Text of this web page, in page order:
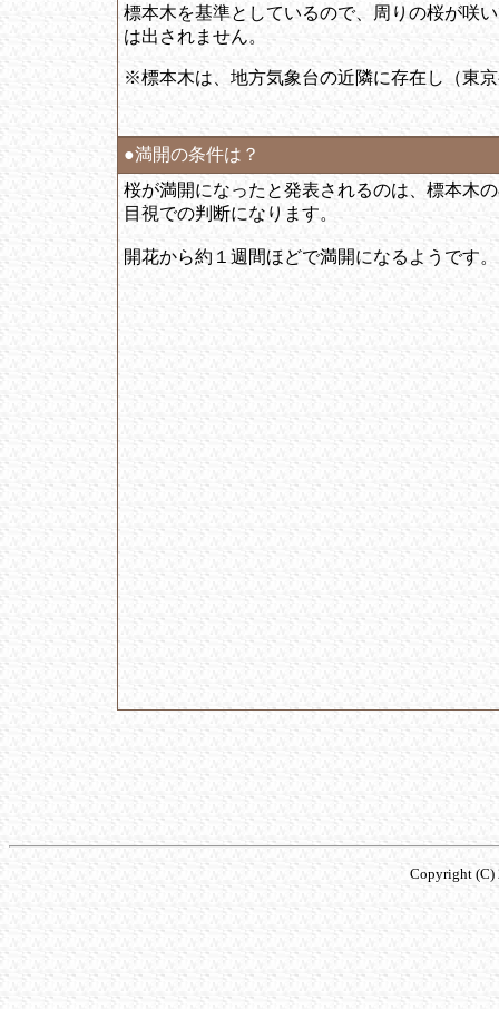
標本木を基準としているので、周りの桜が咲
は出されません。
※標本木は、地方気象台の近隣に存在し（東
●満開の条件は？
桜が満開になったと発表されるのは、標本木
目視での判断になります。
開花から約１週間ほどで満開になるようです。
Copyright (C)